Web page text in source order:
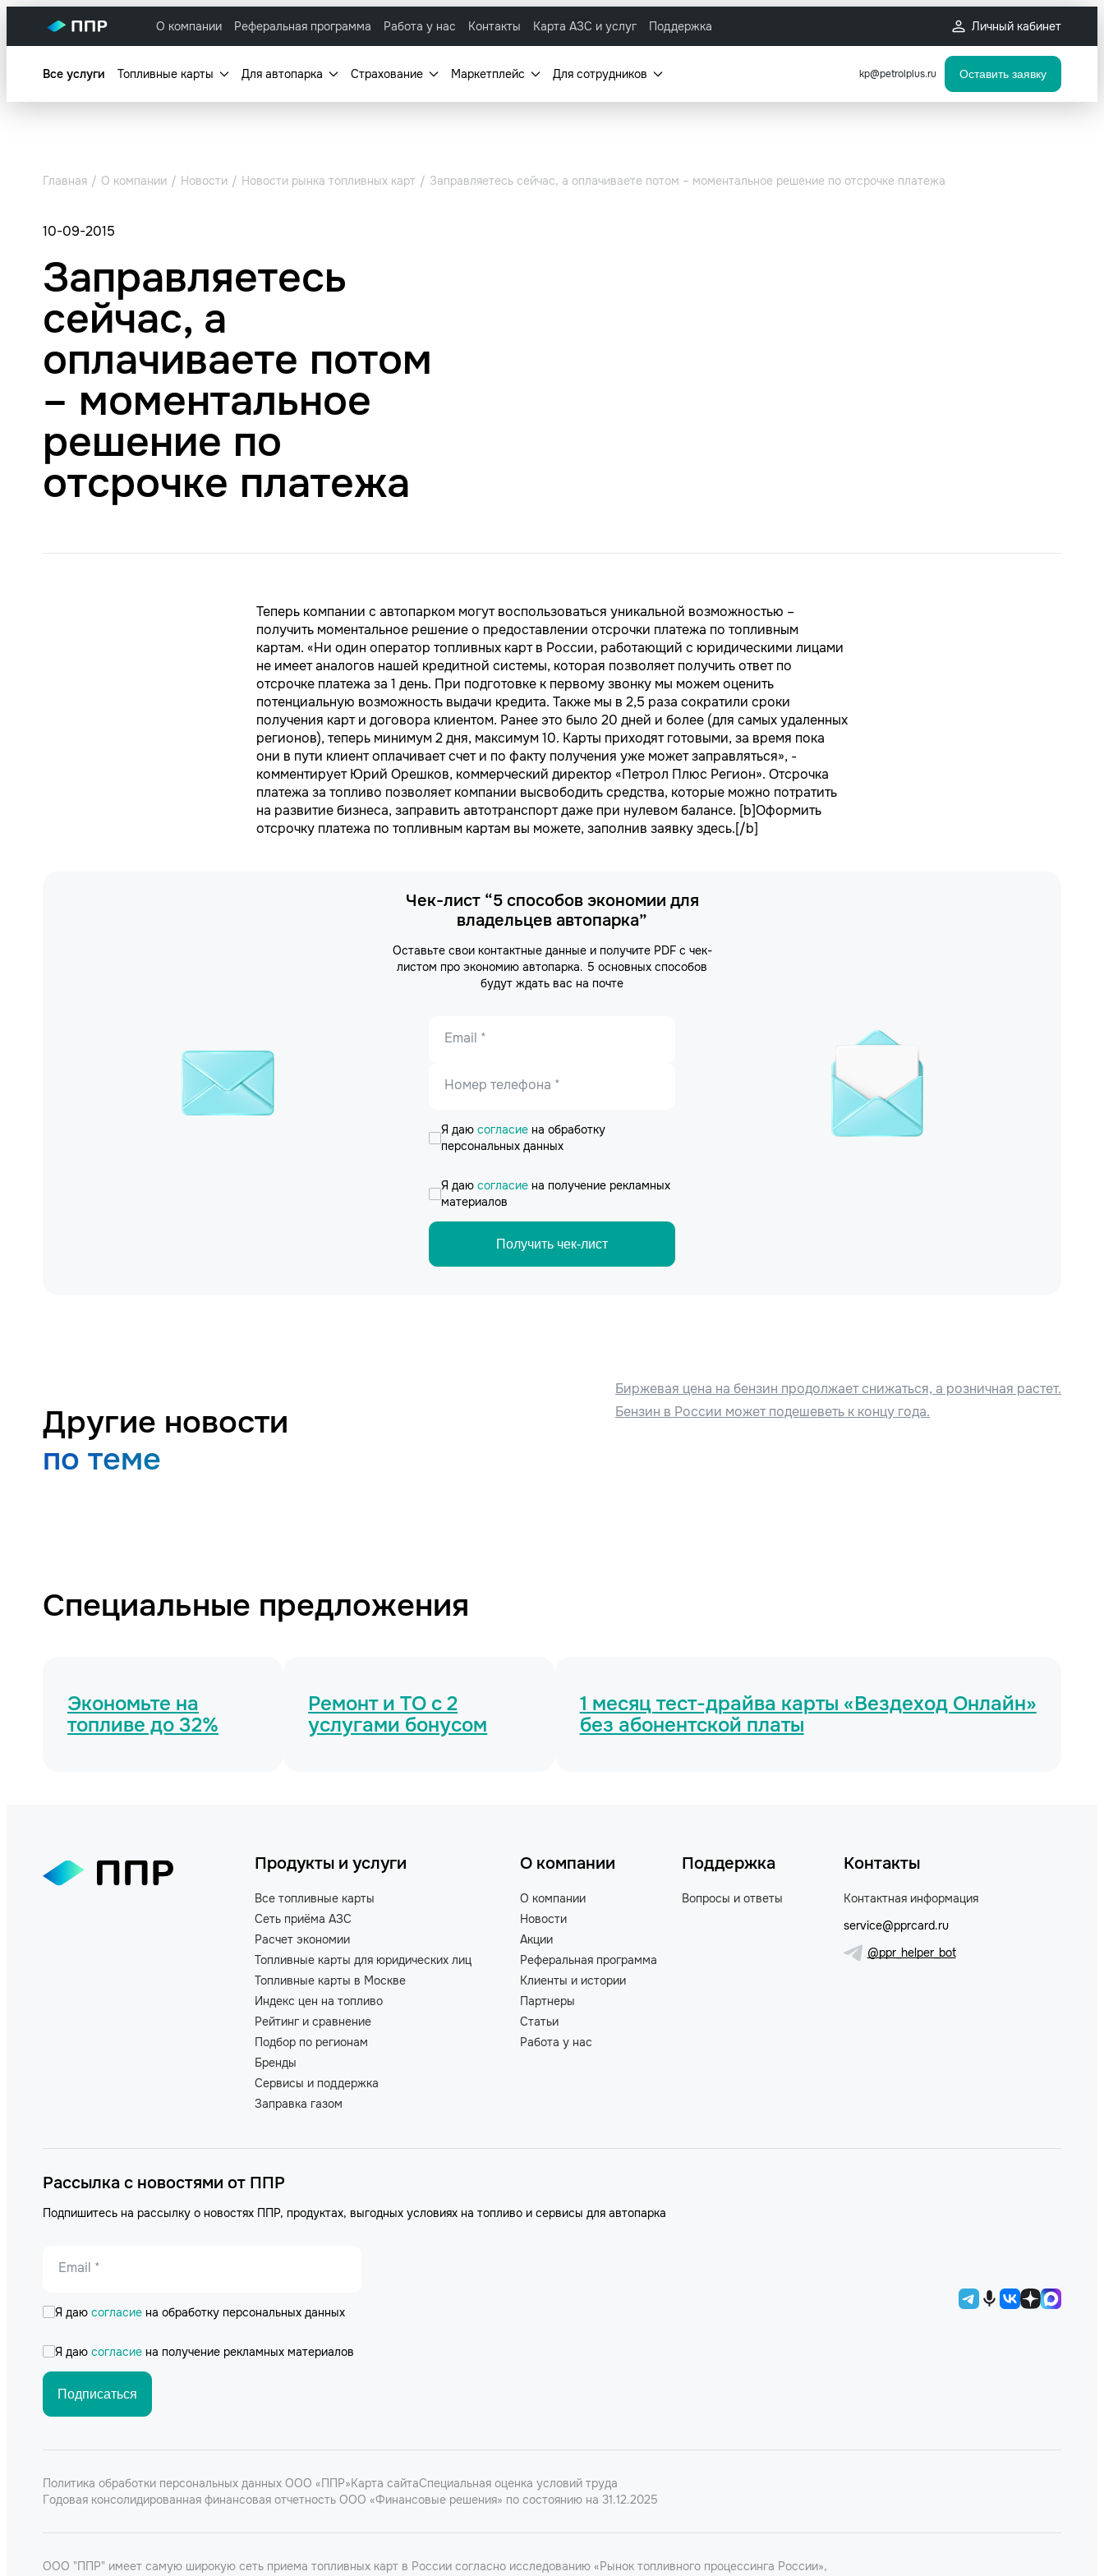
О компании Реферальная программа Работа у нас Контакты Карта АЗС и услуг Поддержка Личный кабинет
Все услуги Топливные карты Для автопарка Страхование Маркетплейс Для сотрудников kp@petrolplus.ru Оставить заявку
Главная О компании Новости Новости рынка топливных карт Заправляетесь сейчас, а оплачиваете потом – моментальное решение по отсрочке платежа
10-09-2015
Заправляетесь
сейчас, а
оплачиваете потом
– моментальное
решение по
отсрочке платежа
Теперь компании с автопарком могут воспользоваться уникальной возможностью –
получить моментальное решение о предоставлении отсрочки платежа по топливным
картам. «Ни один оператор топливных карт в России, работающий с юридическими лицами
не имеет аналогов нашей кредитной системы, которая позволяет получить ответ по
отсрочке платежа за 1 день. При подготовке к первому звонку мы можем оценить
потенциальную возможность выдачи кредита. Также мы в 2,5 раза сократили сроки
получения карт и договора клиентом. Ранее это было 20 дней и более (для самых удаленных
регионов), теперь минимум 2 дня, максимум 10. Карты приходят готовыми, за время пока
они в пути клиент оплачивает счет и по факту получения уже может заправляться», -
комментирует Юрий Орешков, коммерческий директор «Петрол Плюс Регион». Отсрочка
платежа за топливо позволяет компании высвободить средства, которые можно потратить
на развитие бизнеса, заправить автотранспорт даже при нулевом балансе. [b]Оформить
отсрочку платежа по топливным картам вы можете, заполнив заявку здесь.[/b]
Чек-лист “5 способов экономии для
владельцев автопарка”
Оставьте свои контактные данные и получите PDF с чек-
листом про экономию автопарка. 5 основных способов
будут ждать вас на почте
Email *
Номер телефона *
Я даю согласие на обработку
персональных данных
Я даю согласие на получение рекламных
материалов
Получить чек-лист
Другие новости
по теме
Биржевая цена на бензин продолжает снижаться, а розничная растет.
Бензин в России может подешеветь к концу года.
Специальные предложения
Экономьте на
топливе до 32%
Ремонт и ТО с 2
услугами бонусом
1 месяц тест-драйва карты «Вездеход Онлайн»
без абонентской платы
Продукты и услуги
Все топливные карты
Сеть приёма АЗС
Расчет экономии
Топливные карты для юридических лиц
Топливные карты в Москве
Индекс цен на топливо
Рейтинг и сравнение
Подбор по регионам
Бренды
Сервисы и поддержка
Заправка газом
О компании
О компании
Новости
Акции
Реферальная программа
Клиенты и истории
Партнеры
Статьи
Работа у нас
Поддержка
Вопросы и ответы
Контакты
Контактная информация
service@pprcard.ru
@ppr_helper_bot
Рассылка с новостями от ППР
Подпишитесь на рассылку о новостях ППР, продуктах, выгодных условиях на топливо и сервисы для автопарка
Email *
Я даю согласие на обработку персональных данных
Я даю согласие на получение рекламных материалов
Подписаться
Политика обработки персональных данных ООО «ППР»Карта сайтаСпециальная оценка условий труда
Годовая консолидированная финансовая отчетность ООО «Финансовые решения» по состоянию на 31.12.2025
ООО "ППР" имеет самую широкую сеть приема топливных карт в России согласно исследованию «Рынок топливного процессинга России»,